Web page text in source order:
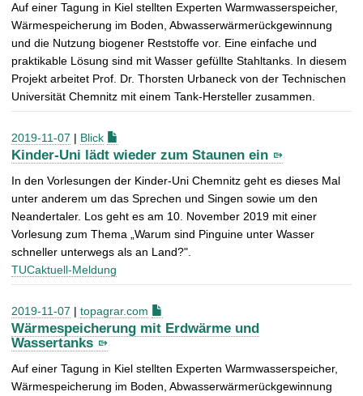
Auf einer Tagung in Kiel stellten Experten Warmwasserspeicher,
Wärmespeicherung im Boden, Abwasserwärmerückgewinnung
und die Nutzung biogener Reststoffe vor. Eine einfache und
praktikable Lösung sind mit Wasser gefüllte Stahltanks. In diesem
Projekt arbeitet Prof. Dr. Thorsten Urbaneck von der Technischen
Universität Chemnitz mit einem Tank-Hersteller zusammen.
2019-11-07 | Blick
Kinder-Uni lädt wieder zum Staunen ein
In den Vorlesungen der Kinder-Uni Chemnitz geht es dieses Mal
unter anderem um das Sprechen und Singen sowie um den
Neandertaler. Los geht es am 10. November 2019 mit einer
Vorlesung zum Thema „Warum sind Pinguine unter Wasser
schneller unterwegs als an Land?".
TUCaktuell-Meldung
2019-11-07 | topagrar.com
Wärmespeicherung mit Erdwärme und
Wassertanks
Auf einer Tagung in Kiel stellten Experten Warmwasserspeicher,
Wärmespeicherung im Boden, Abwasserwärmerückgewinnung